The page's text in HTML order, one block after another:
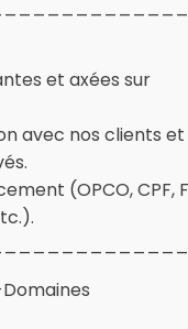
et axées sur
avec nos clients et
(OPCO, CPF,